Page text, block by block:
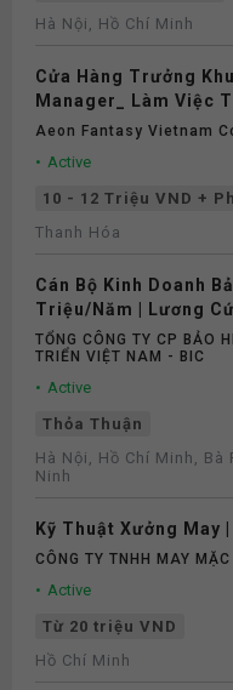
Nghỉ phép
Bảo hiểm
Khám sức
Hà Nội, Hồ Chí Minh
Cửa Hàng Trưởng
Manager_ Làm Việc
Aeon Fantasy Vietnam
Active
10 - 12 Triệu VND +
Thanh Hóa
Cán Bộ Kinh Doanh
Triệu/Năm | Lương
Số
TỔNG CÔNG TY CP BẢO
TRIỂN VIỆT NAM - BIC
Active
Thỏa Thuận
Hà Nội, Hồ Chí Minh, Bà
Ninh
Kỹ Thuật Xưởng May
CÔNG TY TNHH MAY MẶC
Active
Từ 20 triệu VND
Hồ Chí Minh